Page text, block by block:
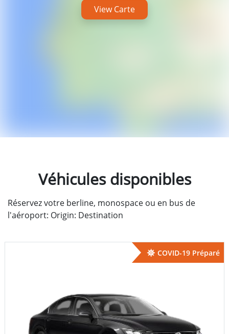
View Carte
Véhicules disponibles
Réservez votre berline, monospace ou en bus de
l'aéroport: Origin: Destination
COVID-19 Préparé